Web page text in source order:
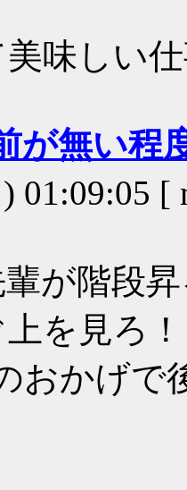
味しい
が無い程
01:09:05
が階段
を見ろ！
おかげで